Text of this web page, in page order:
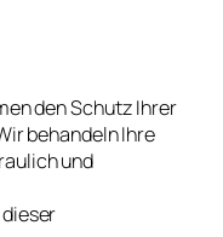
den Schutz Ihrer
behandeln Ihre
und